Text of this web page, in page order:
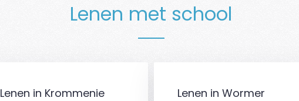
Lenen met school
Lenen in Krommenie Lenen in Wormer